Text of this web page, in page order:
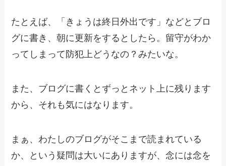
たとえば、「きょうは終日外出です」などとブロ
グに書き、朝に更新をするとしたら。留守がわか
ってしまって防犯上どうなの？みたいな。
また、ブログに書くとずっとネット上に残ります
から、それも気にはなります。
まぁ、わたしのブログがそこまで読まれている
か、という疑問は大いにありますが、念には念を